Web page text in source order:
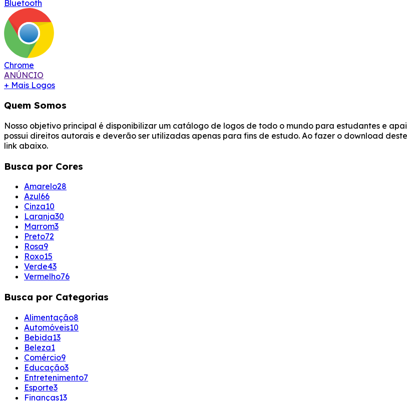
Bluetooth
Chrome
ANÚNCIO
+ Mais Logos
Quem Somos
Nosso objetivo principal é disponibilizar um catálogo de logos de todo o mundo para estudantes e
possui direitos autorais e deverão ser utilizadas apenas para fins de estudo. Ao fazer o download
link abaixo.
Busca por Cores
Amarelo28
Azul66
Cinza10
Laranja30
Marrom3
Preto72
Rosa9
Roxo15
Verde43
Vermelho76
Busca por Categorias
Alimentação8
Automóveis10
Bebida13
Beleza1
Comércio9
Educação3
Entretenimento7
Esporte3
Finanças13